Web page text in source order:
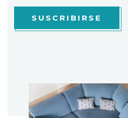
SUSCRIBIRSE